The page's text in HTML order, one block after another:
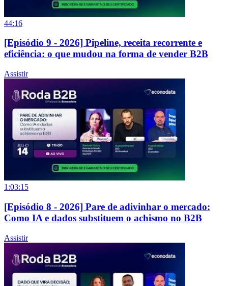
44:16
[Episódio 9 - 2026] Pipeline, receita recorrente e
eficiência: o que mudou na forma de vender B2B
Assistir
1:03:15
[Episódio 8 - 2026] Pare de adivinhar o mercado:
Como IA e dados substituem o achismo no B2B
Assistir